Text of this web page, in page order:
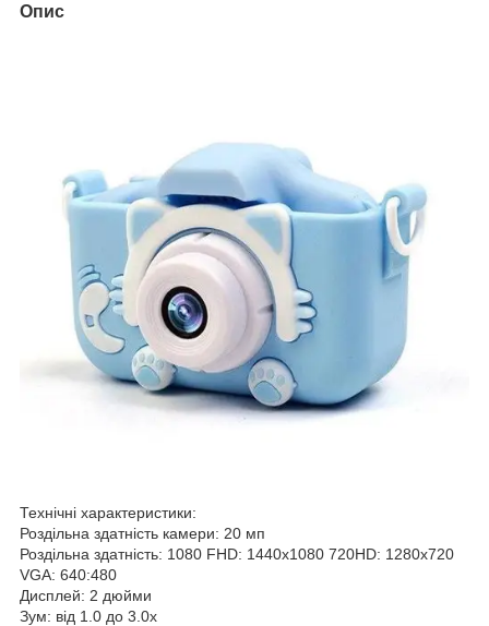
Опис
Технічні характеристики:
Роздільна здатність камери: 20 мп
Роздільна здатність: 1080 FHD: 1440х1080 720HD: 1280х720
VGA: 640:480
Дисплей: 2 дюйми
Зум: від 1.0 до 3.0x